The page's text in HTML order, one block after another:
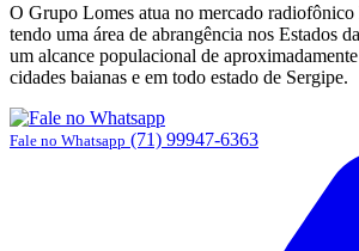
O Grupo Lomes atua no mercado radiofônico
tendo uma área de abrangência nos Estados
um alcance populacional de
cidades baianas e em todo estado de Sergipe.
Fale no Whatsapp (71) 99947-6363